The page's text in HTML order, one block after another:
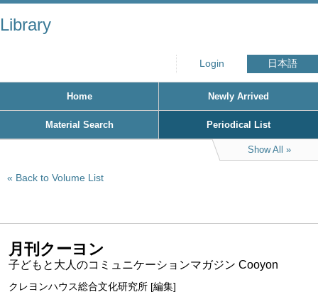
Library
Login 日本語
Home Newly Arrived
Material Search Periodical List
Show All
Back to Volume List
月刊クーヨン
子どもと大人のコミュニケーションマガジン Cooyon
クレヨンハウス総合文化研究所 [編集]